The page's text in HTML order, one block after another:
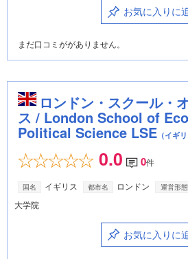
お気に入りに
まだ口コミががありません。
ロンドン・スクール・
ス / London School of
Political Science LSE （イギ
0.0 0件
国名 イギリス 都市名 ロンドン 運営形態
大学院
お気に入りに